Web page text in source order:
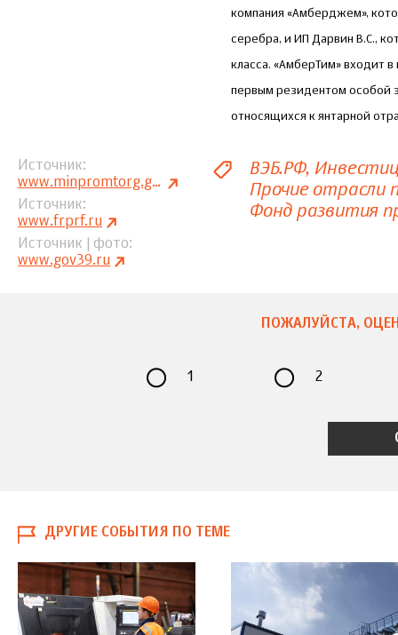
компания «Амберджем»,
серебра, и ИП Дарвин В.С.,
класса. «АмберТим» входит
первым резидентом особой
относящихся к янтарной
Источник
www.minpromtorg.gov.ru
Источник
www.frprf.ru
Источник | фото
www.gov39.ru
ВЭБ.РФ
Прочие отрасли
Фонд развития
ПОЖАЛУЙСТА,
1 2
ДРУГИЕ СОБЫТИЯ ПО ТЕМЕ